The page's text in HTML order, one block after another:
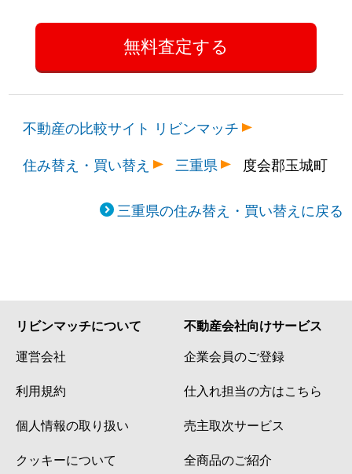
不動産の比較サイト リビンマッチ
住み替え・買い替え
三重県 度会郡玉城町
三重県の住み替え・買い替えに戻る
リビンマッチについて
運営会社
利用規約
個人情報の取り扱い
クッキーについて
不動産会社向けサービス
企業会員のご登録
仕入れ担当の方はこちら
売主取次サービス
全商品のご紹介